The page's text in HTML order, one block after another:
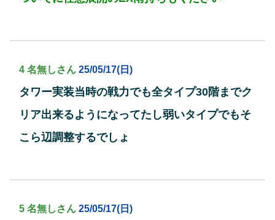
4 名無しさん 25/05/17(日)
タワー実装当時の戦力でも全タイプ30階までク
リア出来るようになってたし弱いタイプでもそ
こら辺調整するでしょ
5 名無しさん 25/05/17(日)